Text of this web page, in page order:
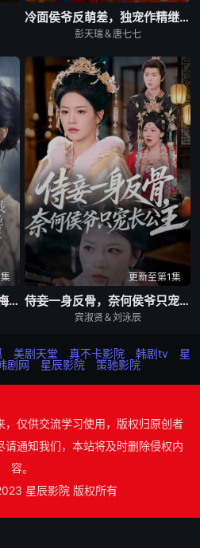
冷面侯爷反萌差，独宠作精继室啦
彭天瑞＆唐七七
结婚七年，我竟是老公小青梅的替身
更新至第1集
侍妾一身反骨，奈何侯爷只宠长公主
宾淑贤＆刘泳辰
美剧天堂 真不卡影院 韩剧tv
星
剧网 星辰影院 策驰影院
，仅供交流学习使用，版权归原创者
请通知我们，本站将及时删除侵权内
容。
星辰影院 版权所有